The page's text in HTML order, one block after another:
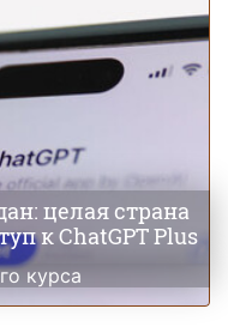
целая страна
к ChatGPT Plus
курса